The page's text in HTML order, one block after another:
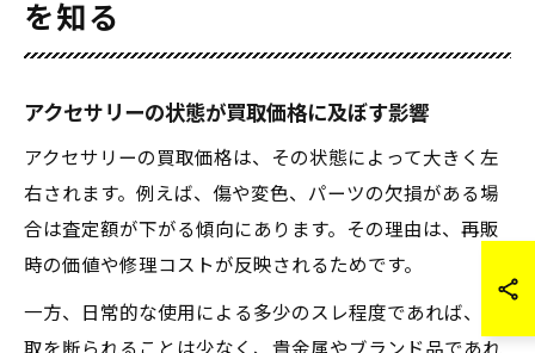
を知る
アクセサリーの状態が買取価格に及ぼす影響
アクセサリーの買取価格は、その状態によって大きく左
右されます。例えば、傷や変色、パーツの欠損がある場
合は査定額が下がる傾向にあります。その理由は、再販
時の価値や修理コストが反映されるためです。
一方、日常的な使用による多少のスレ程度であれば、買